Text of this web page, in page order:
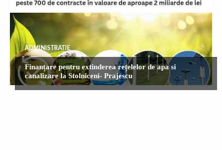
ADMINISTRATIE
Finanțare pentru extinderea rețelelor de apa si
canalizare la Stolniceni- Prajescu